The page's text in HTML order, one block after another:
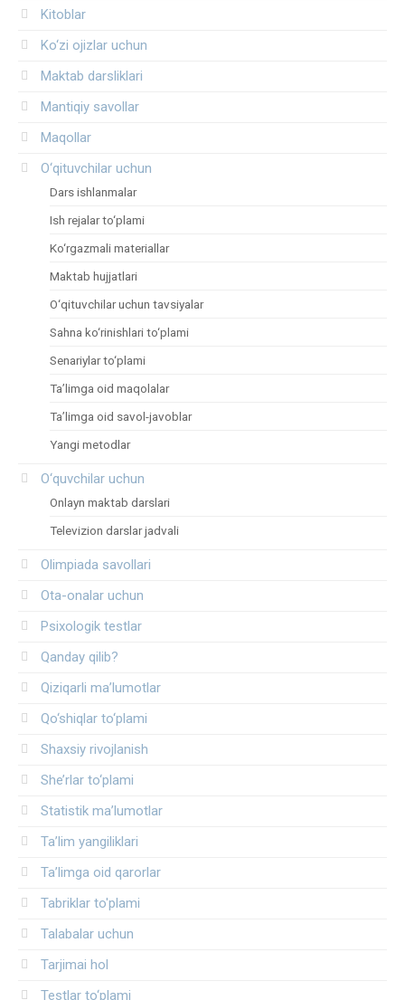
Kitoblar
Ko‘zi ojizlar uchun
Maktab darsliklari
Mantiqiy savollar
Maqollar
O‘qituvchilar uchun
Dars ishlanmalar
Ish rejalar to‘plami
Ko‘rgazmali materiallar
Maktab hujjatlari
O‘qituvchilar uchun tavsiyalar
Sahna ko‘rinishlari to‘plami
Senariylar to‘plami
Ta’limga oid maqolalar
Ta’limga oid savol-javoblar
Yangi metodlar
O‘quvchilar uchun
Onlayn maktab darslari
Televizion darslar jadvali
Olimpiada savollari
Ota-onalar uchun
Psixologik testlar
Qanday qilib?
Qiziqarli ma’lumotlar
Qo‘shiqlar to‘plami
Shaxsiy rivojlanish
She’rlar to‘plami
Statistik ma’lumotlar
Ta’lim yangiliklari
Ta’limga oid qarorlar
Tabriklar to'plami
Talabalar uchun
Tarjimai hol
Testlar to‘plami